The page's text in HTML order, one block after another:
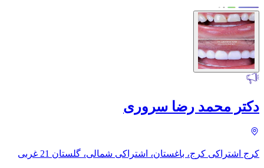
دکتر محمد رضا سروری
کرج اشتراکی کرج، باغستان، اشتراکی شمالی، گلستان 21 غربی